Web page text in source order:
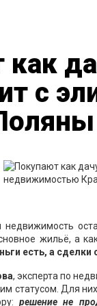
с
недвижимость
жильё, а
есть, а сделки
, эксперта по
статусом. Для
решение не